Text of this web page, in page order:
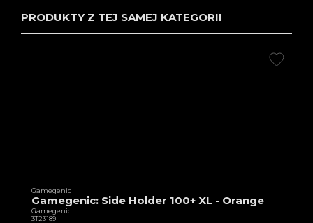
PRODUKTY Z TEJ SAMEJ KATEGORII
Gamegenic
Gamegenic: Side Holder 100+ XL - Orange
Gamegenic
3T23189